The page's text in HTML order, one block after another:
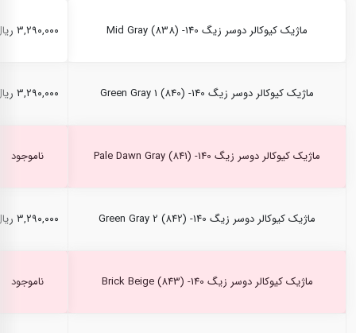
ماژیک کیوکالر دوسر زیگ Mid Gray (838) -140 ۳,۲۹۰,۰۰۰ ریال
ماژیک کیوکالر دوسر زیگ Green Gray 1 (840) -140 ۳,۲۹۰,۰۰۰ ریال
ماژیک کیوکالر دوسر زیگ Pale Dawn Gray (841) -140 ناموجود
ماژیک کیوکالر دوسر زیگ Green Gray 2 (842) -140 ۳,۲۹۰,۰۰۰ ریال
ماژیک کیوکالر دوسر زیگ Brick Beige (843) -140 ناموجود